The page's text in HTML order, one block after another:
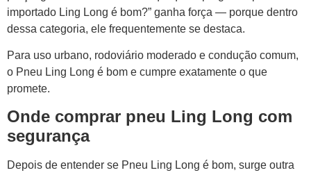
importado Ling Long é bom?” ganha força — porque dentro
dessa categoria, ele frequentemente se destaca.
Para uso urbano, rodoviário moderado e condução comum,
o Pneu Ling Long é bom e cumpre exatamente o que
promete.
Onde comprar pneu Ling Long com
segurança
Depois de entender se Pneu Ling Long é bom, surge outra